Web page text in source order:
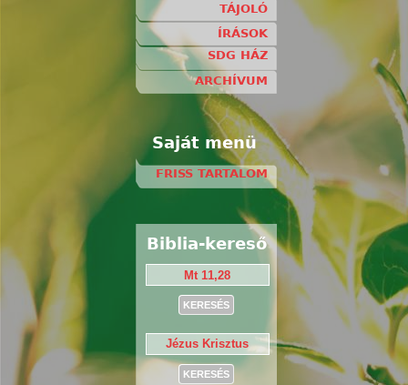
TÁJOLÓ
ÍRÁSOK
SDG HÁZ
ARCHÍVUM
Saját menü
FRISS TARTALOM
Biblia-kereső